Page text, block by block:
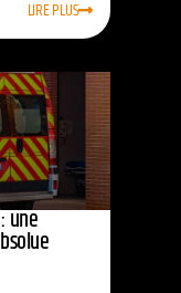
LIRE PLUS
une